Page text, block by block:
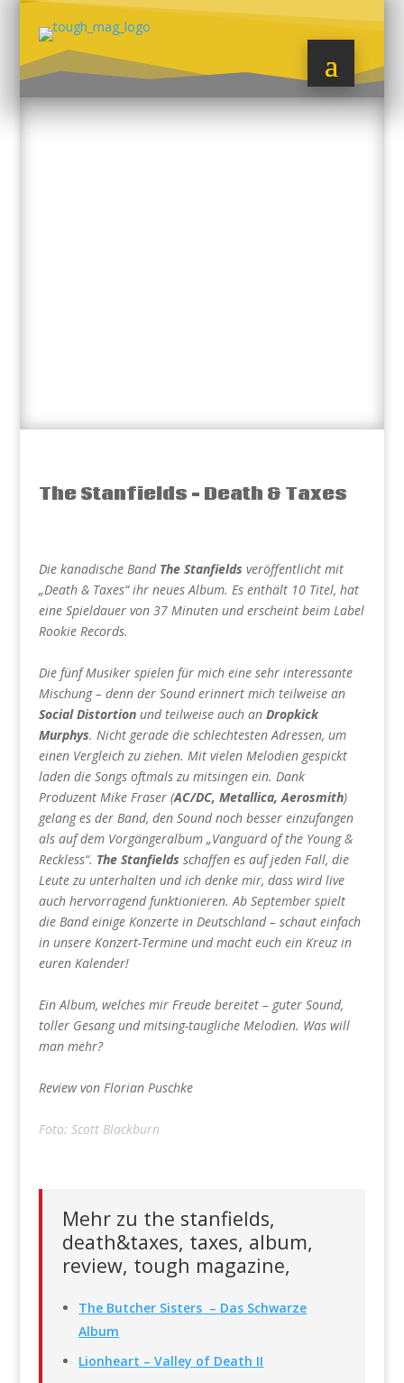
The Stanfields – Death & Taxes
Die kanadische Band The Stanfields veröffentlicht mit
„Death & Taxes“ ihr neues Album. Es enthält 10 Titel, hat
eine Spieldauer von 37 Minuten und erscheint beim Label
Rookie Records.
Die fünf Musiker spielen für mich eine sehr interessante
Mischung – denn der Sound erinnert mich teilweise an
Social Distortionund teilweise auch an Dropkick
Murphys. Nicht gerade die schlechtesten Adressen, um
einen Vergleich zu ziehen. Mit vielen Melodien gespickt
laden die Songs oftmals zu mitsingen ein. Dank
Produzent Mike Fraser (AC/DC, Metallica, Aerosmith)
gelang es der Band, den Sound noch besser einzufangen
als auf dem Vorgängeralbum „Vanguard of the Young &
Reckless“. The Stanfields schaffen es auf jeden Fall, die
Leute zu unterhalten und ich denke mir, dass wird live
auch hervorragend funktionieren. Ab September spielt
die Band einige Konzerte in Deutschland – schaut einfach
in unsere Konzert-Termine und macht euch ein Kreuz in
euren Kalender!
Ein Album, welches mir Freude bereitet – guter Sound,
toller Gesang und mitsing-taugliche Melodien. Was will
man mehr?
Review von Florian Puschke
Foto: Scott Blackburn
Mehr zu the stanfields,
death&taxes, taxes, album,
review, tough magazine,
The Butcher Sisters – Das Schwarze
Album
Lionheart – Valley of Death II